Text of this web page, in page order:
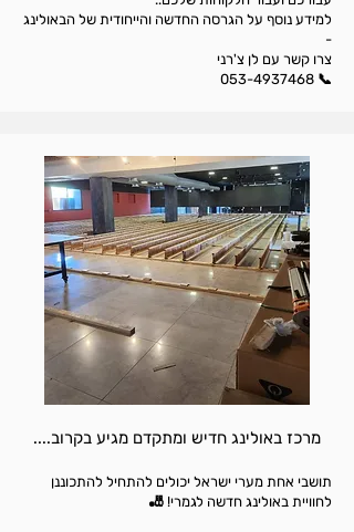
למידע נוסף על הגרסה החדשה והייחודית של הבאולינג
-
צרו קשר עם לן צ'רני
📞 053-4937468
מרכז באולינג חדיש ומתקדם מגיע בקרוב....
תושבי אחת מערי ישראל יכולים להתחיל להתכוננן
לחוויית באולינג חדשה לגמרי! 🎳